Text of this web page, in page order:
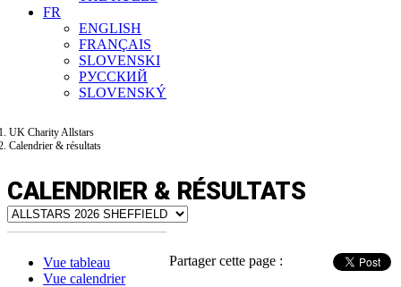
FR
ENGLISH
FRANÇAIS
SLOVENSKI
РУССКИЙ
SLOVENSKÝ
UK Charity Allstars
Calendrier & résultats
CALENDRIER & RÉSULTATS
Partager cette page :
Vue tableau
Vue calendrier